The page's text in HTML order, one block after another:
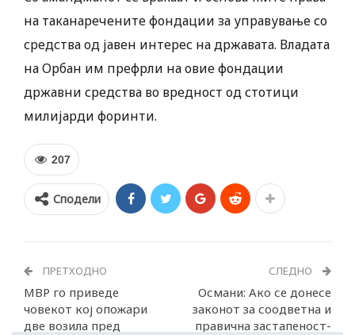
на таканаречените фондации за управување со
средства од јавен интерес на државата. Владата
на Орбан им префрли на овие фондации
државни средства во вредност од стотици
милијарди форинти.
207
Сподели
ПРЕТХОДНО
МВР го приведе
човекот кој опожари
две возила пред
СЛЕДНО
Османи: Ако се донесе
законот за соодветна и
правична застапеност-